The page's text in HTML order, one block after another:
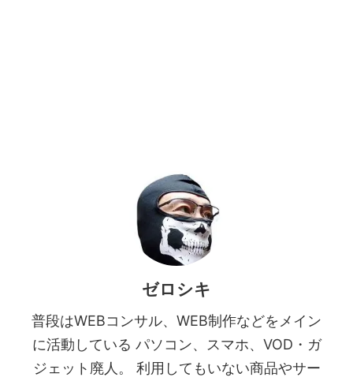
ゼロシキ
普段はWEBコンサル、WEB制作などをメイン
に活動している パソコン、スマホ、VOD・ガ
ジェット廃人。 利用してもいない商品やサー